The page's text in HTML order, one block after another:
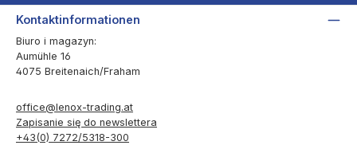
Kontaktinformationen
Biuro i magazyn:
Aumühle 16
4075 Breitenaich/Fraham
office@lenox-trading.at
Zapisanie się do newslettera
+43(0) 7272/5318-300